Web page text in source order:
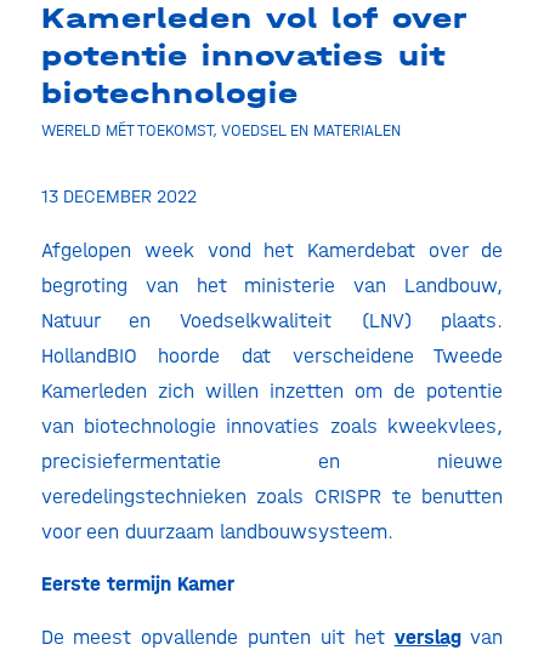
Kamerleden vol lof over
potentie innovaties uit
biotechnologie
WERELD MÉT TOEKOMST, VOEDSEL EN MATERIALEN
13 DECEMBER 2022
Afgelopen week vond het Kamerdebat over de
begroting van het ministerie van Landbouw,
Natuur en Voedselkwaliteit (LNV) plaats.
HollandBIO hoorde dat verscheidene Tweede
Kamerleden zich willen inzetten om de potentie
van biotechnologie innovaties zoals kweekvlees,
precisiefermentatie en nieuwe
veredelingstechnieken zoals CRISPR te benutten
voor een duurzaam landbouwsysteem.
Eerste termijn Kamer
De meest opvallende punten uit het verslag van